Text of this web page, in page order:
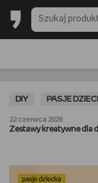
BACK TO SCHOOL
SŁUCHAM
BACK TO SCHOOL
DIY PASJE
22 czerwca 2026
Zestawy kreatywne dla